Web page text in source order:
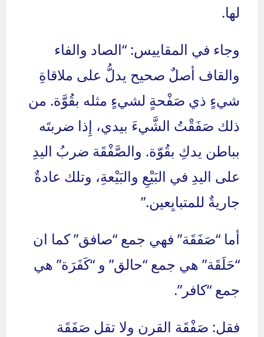
لها.
وجاء في المقاييس: “الصاد والفاء
والقاف أصلٌ صحيح يدلُّ على ملاقاةِ
شيءٍ ذي صَفْحةٍ لشيءٍ مثله بقُوَّة. من
ذلك صَفَقْتُ الشَّيءَ بيدي، إِذا ضربتَه
بباطن يدكِ بقُوّة. والصَّفْقَة ضربُ اليدِ
على اليدِ في البَيْعِ والبَيْعةِ، وتلك عادةٌ
جاريةٌ للمتبايِعين.”
أما “صَفَقَة” فهي جمع “صافق” كما ان
“حَلَقَة” هي جمع “حالق” و “كَفَرَة” هي
جمع “كافر”.
فقل: صَفْقَة القرن ولا تقل صَفَقَة